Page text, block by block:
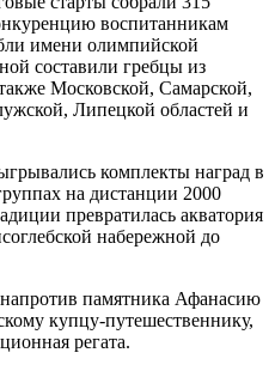
воспитанникам
имени олимпийской
составили гребцы из
Московской, Самарской,
Липецкой областей и
комплекты наград в
на дистанции 2000
превратилась акватория
набережной до
памятника Афанасию
купцу-путешественнику,
регата.